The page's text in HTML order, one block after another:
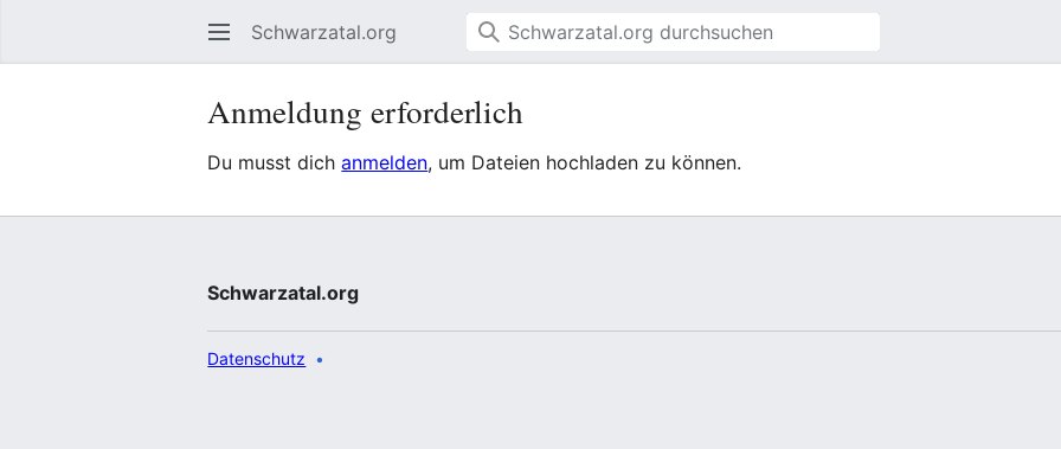
Schwarzatal.org
Anmeldung erforderlich
Du musst dichanmelden, um Dateien hochladen zu können.
Schwarzatal.org
Datenschutz